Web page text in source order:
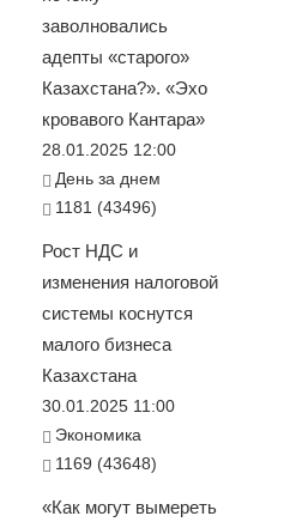
заволновались
адепты «старого»
Казахстана?». «Эхо
кровавого Кантара»
28.01.2025 12:00
День за днем
1181 (43496)
Рост НДС и
изменения налоговой
системы коснутся
малого бизнеса
Казахстана
30.01.2025 11:00
Экономика
1169 (43648)
«Как могут вымереть